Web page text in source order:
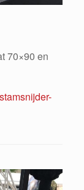
70×90 en